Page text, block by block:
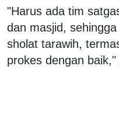
"Harus ada tim
dan masjid,
sholat tarawih,
prokes dengan baik,"